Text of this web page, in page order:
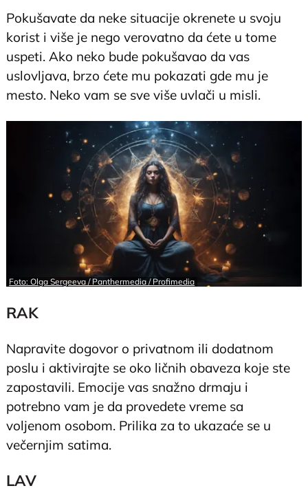
Pokušavate da neke situacije okrenete u svoju
korist i više je nego verovatno da ćete u tome
uspeti. Ako neko bude pokušavao da vas
uslovljava, brzo ćete mu pokazati gde mu je
mesto. Neko vam se sve više uvlači u misli.
Foto: Olga Sergeeva / Panthermedia / Profimedia
RAK
Napravite dogovor o privatnom ili dodatnom
poslu i aktivirajte se oko ličnih obaveza koje ste
zapostavili. Emocije vas snažno drmaju i
potrebno vam je da provedete vreme sa
voljenom osobom. Prilika za to ukazaće se u
večernjim satima.
LAV